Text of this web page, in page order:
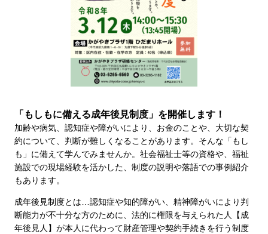
「もしもに備える成年後見制度」を開催します！
加齢や病気、認知症や障がいにより、お金のことや、大切な契
約について、判断が難しくなることがあります。そんな「もし
も」に備えて学んでみませんか。社会福祉士等の資格や、福祉
施設での現場経験を活かした、制度の説明や落語での事例紹介
もあります。
成年後見制度とは…認知症や知的障がい、精神障がいにより判
断能力が不十分な方のために、法的に権限を与えられた人【成
年後見人】が本人に代わって財産管理や契約手続きを行う制度